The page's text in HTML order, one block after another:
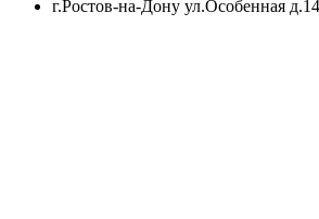
г.Ростов-на-Дону ул.Особенная